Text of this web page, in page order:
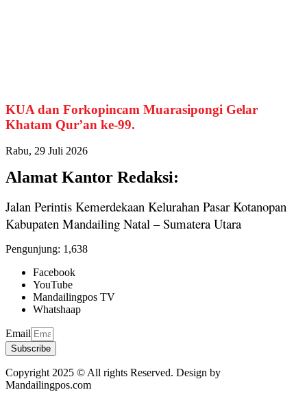
KUA dan Forkopincam Muarasipongi Gelar
Khatam Qur’an ke-99.
Rabu, 29 Juli 2026
Alamat Kantor Redaksi:
Jalan Perintis Kemerdekaan Kelurahan Pasar Kotanopan
Kabupaten Mandailing Natal – Sumatera Utara
Pengunjung: 1,638
Facebook
YouTube
Mandailingpos TV
Whatshaap
Email
Subscribe
Copyright 2025 © All rights Reserved. Design by
Mandailingpos.com